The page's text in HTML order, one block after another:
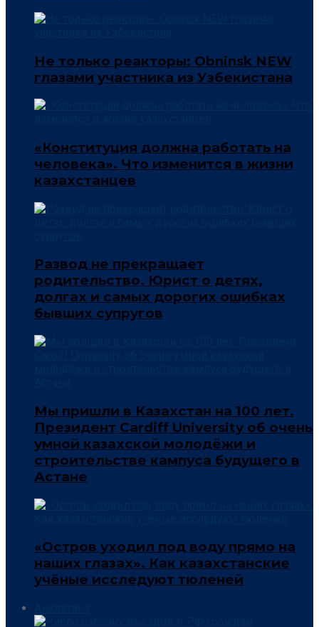
Не только реакторы: Obninsk NEW
глазами участника из Узбекистана
«Конституция должна работать на
человека». Что изменится в жизни
казахстанцев
Развод не прекращает
родительство. Юрист о детях,
долгах и самых дорогих ошибках
бывших супругов
Мы пришли в Казахстан на 100 лет.
Президент Cardiff University об очень
умной казахской молодёжи и
строительстве кампуса будущего в
Астане
«Остров уходил под воду прямо на
наших глазах». Как казахстанские
учёные исследуют тюленей